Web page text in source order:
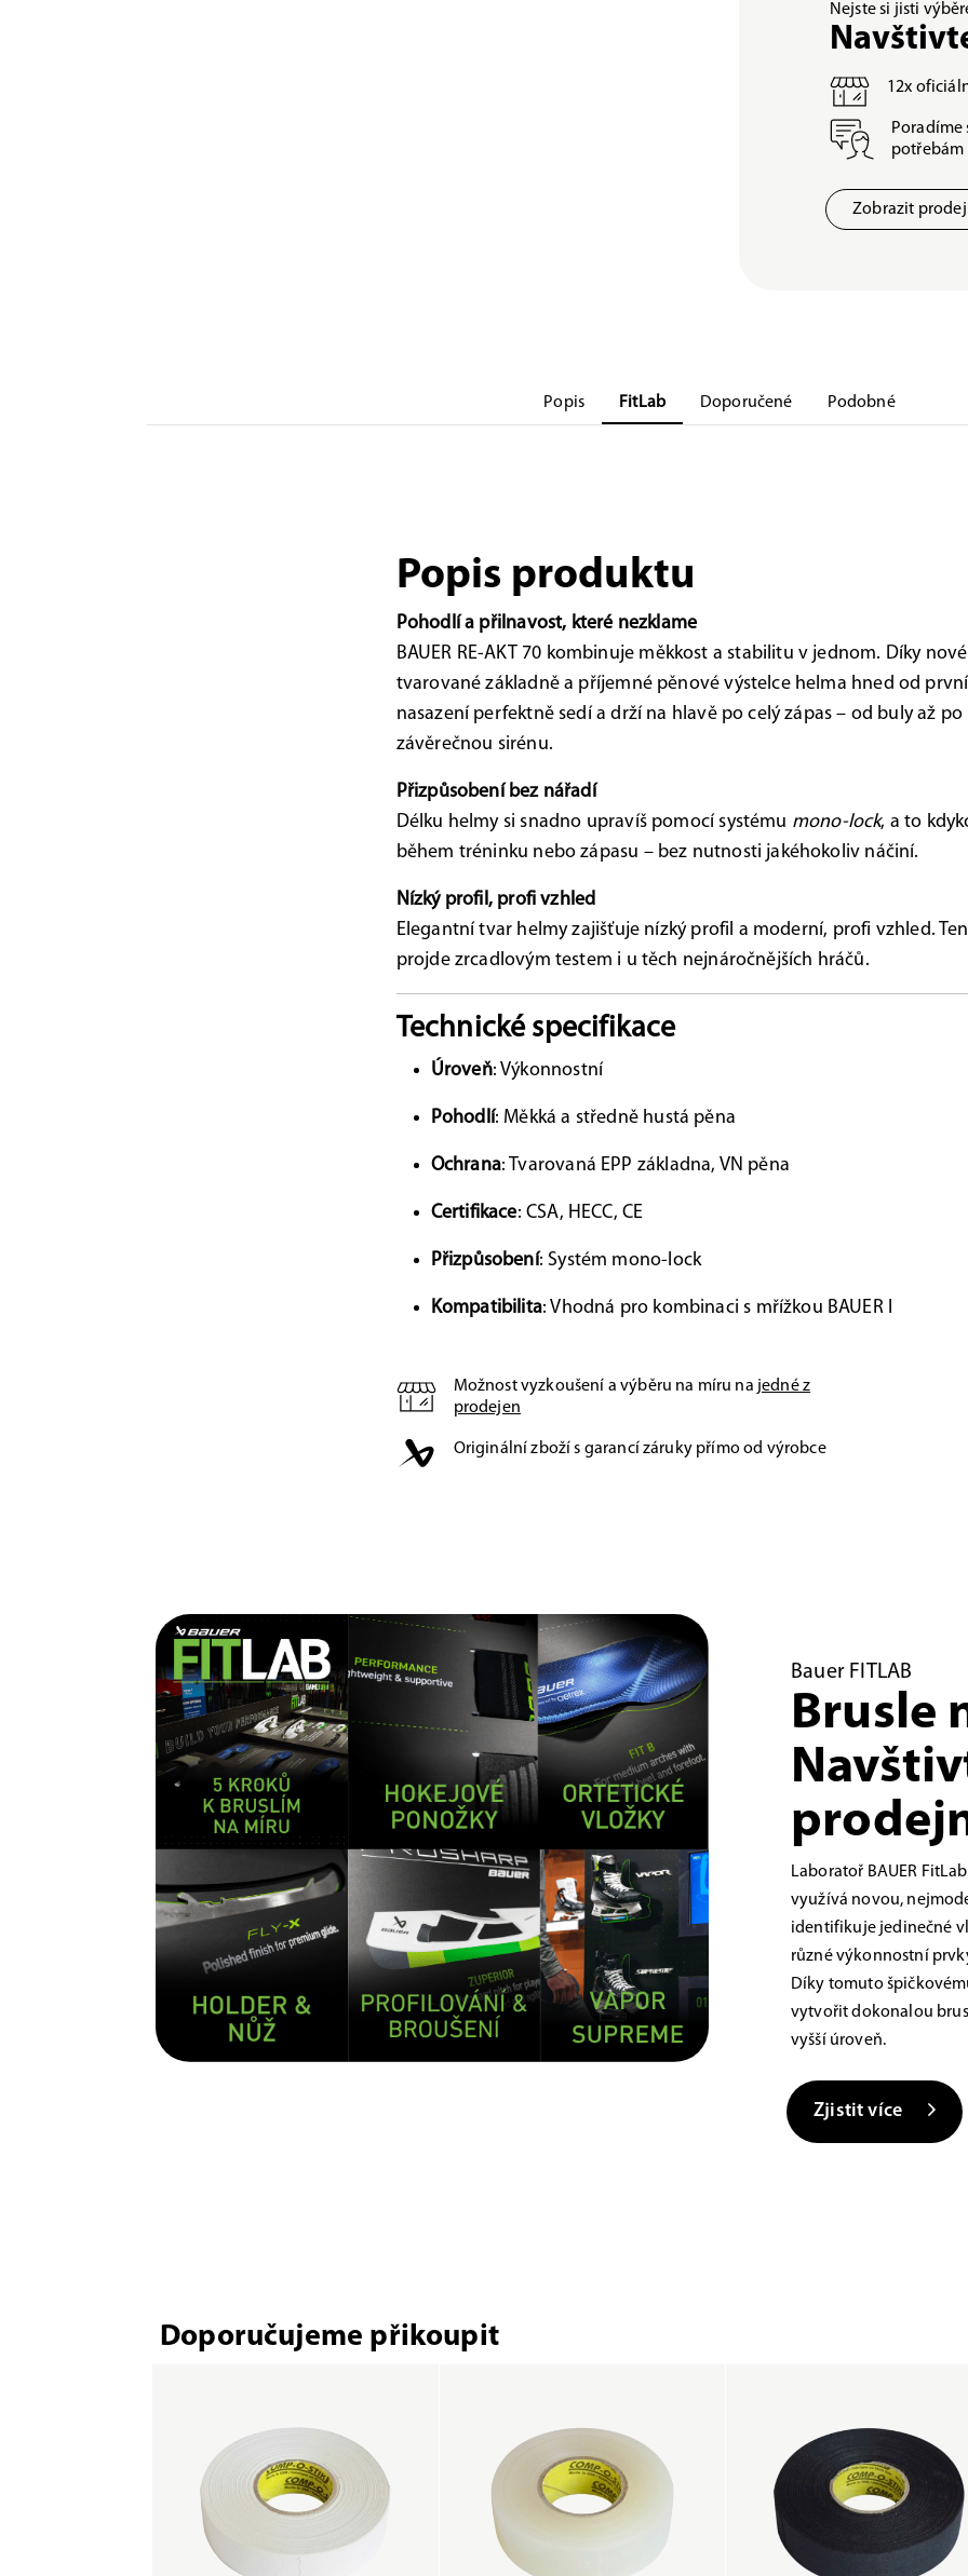
Nejste si jisti
12x
Poradíme
potřebám
Zobrazit
Popis FitLab Doporučené Podobné
Popis produktu
Pohodlí a přilnavost, které nezklame
BAUER RE-AKT 70 kombinuje měkkost a stabilitu v jednom. Díky
tvarované základně a příjemné pěnové výstelce helma hned od
nasazení perfektně sedí a drží na hlavě po celý zápas – od buly až po
závěrečnou sirénu.
Přizpůsobení bez nářadí
Délku helmy si snadno upravíš pomocí systému mono-lock, a to
během tréninku nebo zápasu – bez nutnosti jakéhokoliv náčiní.
Nízký profil, profi vzhled
Elegantní tvar helmy zajišťuje nízký profil a moderní, profi vzhled.
projde zrcadlovým testem i u těch nejnáročnějších hráčů.
Technické specifikace
Úroveň: Výkonnostní
Pohodlí: Měkká a středně hustá pěna
Ochrana: Tvarovaná EPP základna, VN pěna
Certifikace: CSA, HECC, CE
Přizpůsobení: Systém mono-lock
Kompatibilita: Vhodná pro kombinaci s mřížkou BAUER I
Možnost vyzkoušení a výběru na míru na jedné z
prodejen
Originální zboží s garancí záruky přímo od výrobce
Bauer FITLAB
Brusle
Laboratoř BAUER
využívá novou,
identifikuje jedinečné
různé výkonnostní
Díky tomuto
vytvořit dokonalou
vyšší úroveň.
Zjistit více
Doporučujeme přikoupit